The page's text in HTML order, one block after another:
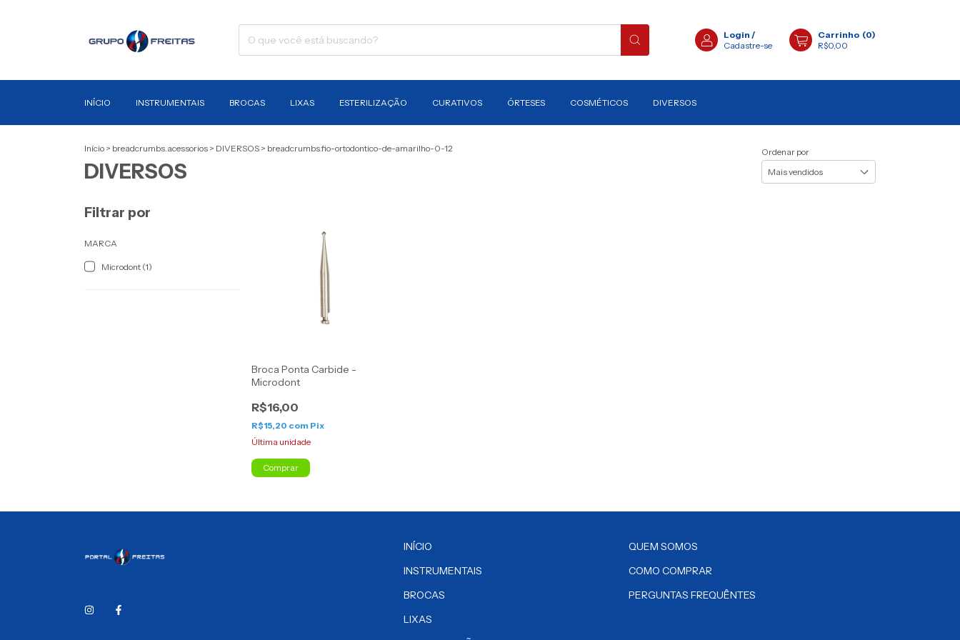
Login /
Cadastre-se
Carrinho (0)
R$0,00
INÍCIO INSTRUMENTAIS BROCAS LIXAS ESTERILIZAÇÃO CURATIVOS ÓRTESES COSMÉTICOS DIVERSOS
Início > breadcrumbs.acessorios > DIVERSOS > breadcrumbs.fio-ortodontico-de-amarilho-0-12
DIVERSOS
Ordenar por
Filtrar por
MARCA
Microdont (1)
Broca Ponta Carbide -
Microdont
R$16,00
R$15,20 com Pix
Última unidade
Comprar
INÍCIO
INSTRUMENTAIS
BROCAS
LIXAS
QUEM SOMOS
COMO COMPRAR
PERGUNTAS FREQUÊNTES